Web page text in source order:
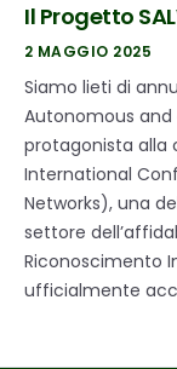
Il Progetto
2 MAGGIO 2025
Siamo lieti di
Autonomous and
protagonista alla
International
Networks), una
settore
Riconoscimento
ufficialmente